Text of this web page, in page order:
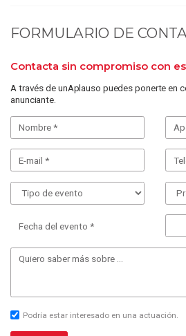
FORMULARIO DE
Contacta sin compromiso con
A través de unAplauso puedes ponerte en
anunciante.
Fecha del evento *
Podría estar interesado en una actuación.